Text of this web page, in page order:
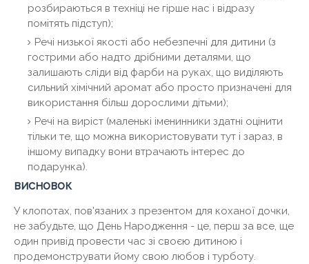
розбираються в техніці не гірше нас і відразу
помітять підступ);
Речі низької якості або небезпечні для дитини (з
гострими або надто дрібними деталями, що
залишають сліди від фарби на руках, що виділяють
сильний хімічний аромат або просто призначені для
використання більш дорослими дітьми);
Речі на виріст (маленькі іменинники здатні оцінити
тільки те, що можна використовувати тут і зараз, в
іншому випадку вони втрачають інтерес до
подарунка).
висновок
У клопотах, пов'язаних з презентом для коханої дочки,
не забудьте, що День Народження - це, перш за все, ще
один привід провести час зі своєю дитиною і
продемонструвати йому свою любов і турботу.